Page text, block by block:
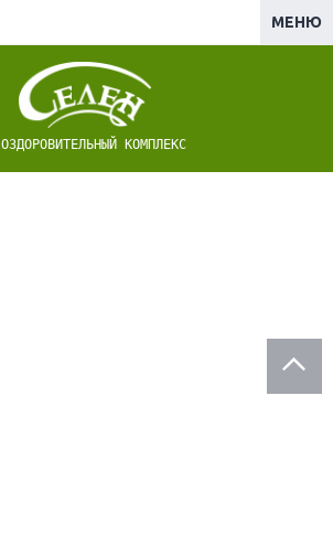
МЕНЮ
ОЗДОРОВИТЕЛЬНЫЙ КОМПЛЕКС